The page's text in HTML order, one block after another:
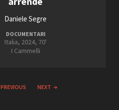
Daniele Segre
DOCUMENTARI
Italia, 2024, 70'
I Cammelli
PREVIOUS NEXT